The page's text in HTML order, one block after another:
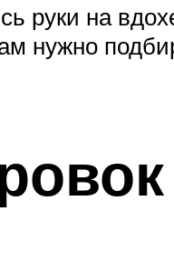
руки на
нужно